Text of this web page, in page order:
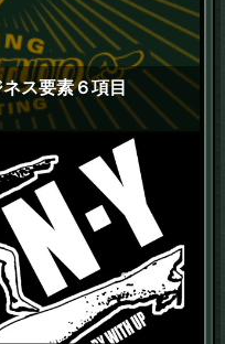
ス要素６項目